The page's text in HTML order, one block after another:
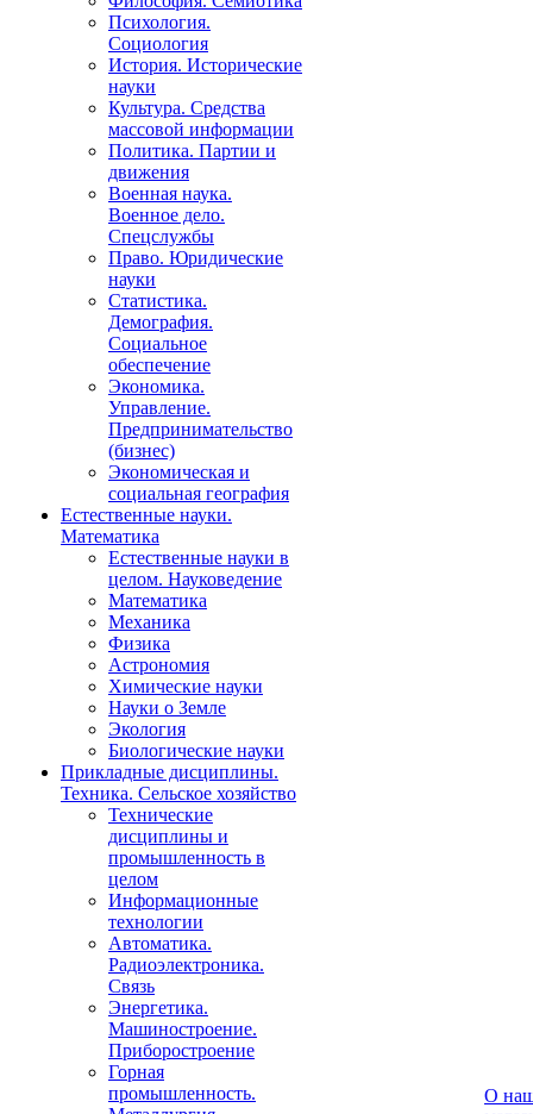
Психология.
Социология
История. Исторические
науки
Культура. Средства
массовой информации
Политика. Партии и
движения
Военная наука.
Военное дело.
Спецслужбы
Право. Юридические
науки
Статистика.
Демография.
Социальное
обеспечение
Экономика.
Управление.
Предпринимательство
(бизнес)
Экономическая и
социальная география
Естественные науки.
Математика
Естественные науки в
целом. Науковедение
Математика
Механика
Физика
Астрономия
Химические науки
Науки о Земле
Экология
Биологические науки
Прикладные дисциплины.
Техника. Сельское хозяйство
Технические
дисциплины и
промышленность в
целом
Информационные
технологии
Автоматика.
Радиоэлектроника.
Связь
Энергетика.
Машиностроение.
Приборостроение
Горная
промышленность.
О